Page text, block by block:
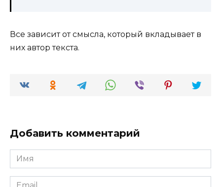
Все зависит от смысла, который вкладывает в
них автор текста.
Добавить комментарий
Имя
*
Email